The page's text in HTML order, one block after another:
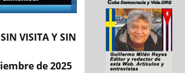
VISITA Y SIN
de 2025